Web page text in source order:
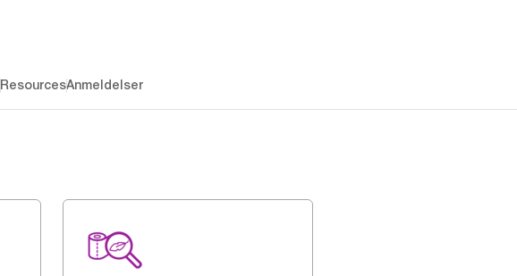
ResourcesAnmeldelser